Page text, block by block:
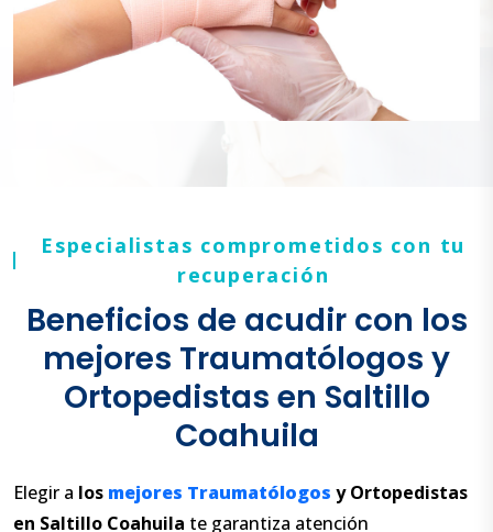
Especialistas comprometidos con tu
recuperación
Beneficios de acudir con los
mejores Traumatólogos y
Ortopedistas en Saltillo
Coahuila
Elegir a los mejores Traumatólogos y Ortopedistas
en Saltillo Coahuila te garantiza atención